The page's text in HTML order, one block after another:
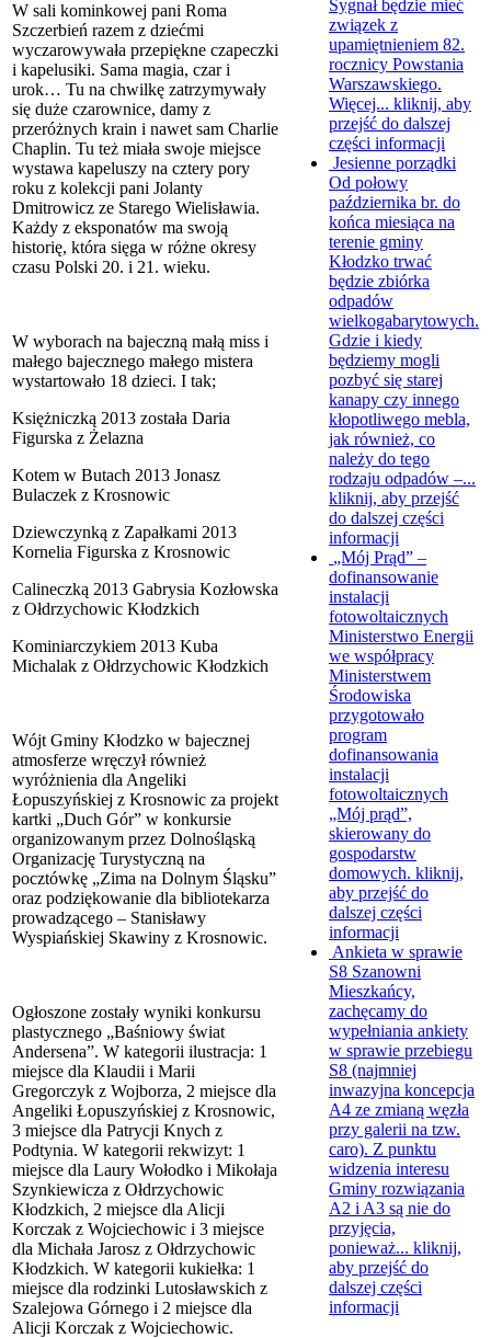
W sali kominkowej pani Roma
Szczerbień razem z dziećmi
wyczarowywała przepiękne czapeczki
i kapelusiki. Sama magia, czar i
urok… Tu na chwilkę zatrzymywały
się duże czarownice, damy z
przeróżnych krain i nawet sam Charlie
Chaplin. Tu też miała swoje miejsce
wystawa kapeluszy na cztery pory
roku z kolekcji pani Jolanty
Dmitrowicz ze Starego Wielisławia.
Każdy z eksponatów ma swoją
historię, która sięga w różne okresy
czasu Polski 20. i 21. wieku.
W wyborach na bajeczną małą miss i
małego bajecznego małego mistera
wystartowało 18 dzieci. I tak;
Księżniczką 2013 została Daria
Figurska z Żelazna
Kotem w Butach 2013 Jonasz
Bulaczek z Krosnowic
Dziewczynką z Zapałkami 2013
Kornelia Figurska z Krosnowic
Calineczką 2013 Gabrysia Kozłowska
z Ołdrzychowic Kłodzkich
Kominiarczykiem 2013 Kuba
Michalak z Ołdrzychowic Kłodzkich
Wójt Gminy Kłodzko w bajecznej
atmosferze wręczył również
wyróżnienia dla Angeliki
Łopuszyńskiej z Krosnowic za projekt
kartki „Duch Gór” w konkursie
organizowanym przez Dolnośląską
Organizację Turystyczną na
pocztówkę „Zima na Dolnym Śląsku”
oraz podziękowanie dla bibliotekarza
prowadzącego – Stanisławy
Wyspiańskiej Skawiny z Krosnowic.
Ogłoszone zostały wyniki konkursu
plastycznego „Baśniowy świat
Andersena”. W kategorii ilustracja: 1
miejsce dla Klaudii i Marii
Gregorczyk z Wojborza, 2 miejsce dla
Angeliki Łopuszyńskiej z Krosnowic,
3 miejsce dla Patrycji Knych z
Podtynia. W kategorii rekwizyt: 1
miejsce dla Laury Wołodko i Mikołaja
Szynkiewicza z Ołdrzychowic
Kłodzkich, 2 miejsce dla Alicji
Korczak z Wojciechowic i 3 miejsce
dla Michała Jarosz z Ołdrzychowic
Kłodzkich. W kategorii kukiełka: 1
miejsce dla rodzinki Lutosławskich z
Szalejowa Górnego i 2 miejsce dla
Alicji Korczak z Wojciechowic.
Sygnał będzie mieć
związek z
upamiętnieniem 82.
rocznicy Powstania
Warszawskiego.
Więcej... kliknij, aby
przejść do dalszej
części informacji
Jesienne porządki
Od połowy
października br. do
końca miesiąca na
terenie gminy
Kłodzko trwać
będzie zbiórka
odpadów
wielkogabarytowych.
Gdzie i kiedy
będziemy mogli
pozbyć się starej
kanapy czy innego
kłopotliwego mebla,
jak również, co
należy do tego
rodzaju odpadów –...
kliknij, aby przejść
do dalszej części
informacji
„Mój Prąd” –
dofinansowanie
instalacji
fotowoltaicznych
Ministerstwo Energii
we współpracy
Ministerstwem
Środowiska
przygotowało
program
dofinansowania
instalacji
fotowoltaicznych
„Mój prąd”,
skierowany do
gospodarstw
domowych. kliknij,
aby przejść do
dalszej części
informacji
Ankieta w sprawie
S8 Szanowni
Mieszkańcy,
zachęcamy do
wypełniania ankiety
w sprawie przebiegu
S8 (najmniej
inwazyjna koncepcja
A4 ze zmianą węzła
przy galerii na tzw.
caro). Z punktu
widzenia interesu
Gminy rozwiązania
A2 i A3 są nie do
przyjęcia,
ponieważ... kliknij,
aby przejść do
dalszej części
informacji